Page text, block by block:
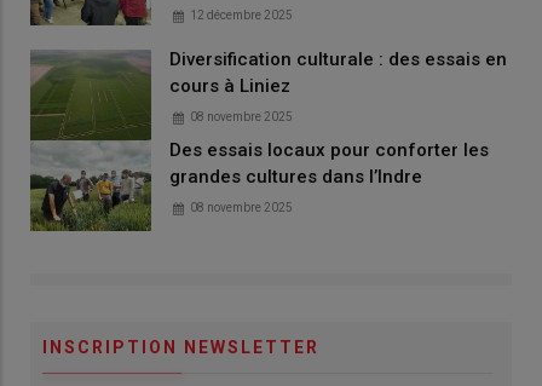
12 décembre 2025
Diversification culturale : des essais en
cours à Liniez
08 novembre 2025
Des essais locaux pour conforter les
grandes cultures dans l’Indre
08 novembre 2025
INSCRIPTION NEWSLETTER